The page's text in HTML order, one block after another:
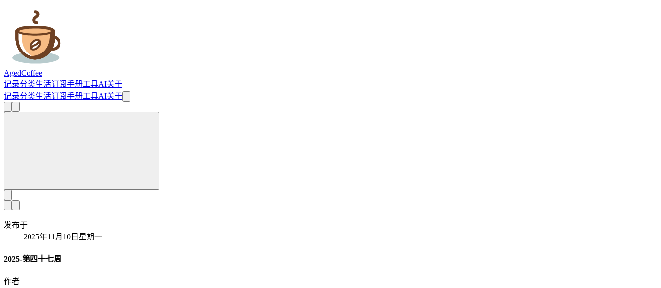
AgedCoffee
记录分类生活订阅手册工具AI关于
记录分类生活订阅手册工具AI关于
发布于
2025年11月10日星期一
2025-第四十七周
作者